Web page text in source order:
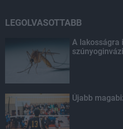
LEGOLVASOTTABB
A lakosságra
Újabb